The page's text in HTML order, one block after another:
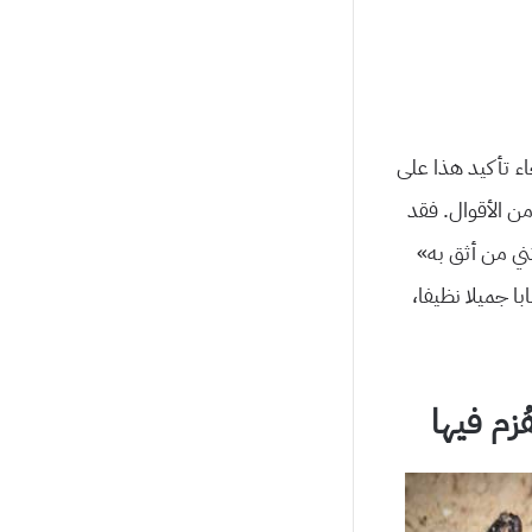
تأكيد هذا على
الأقوال. فقد
من أثق به»
جميلا نظيفا،
فيها